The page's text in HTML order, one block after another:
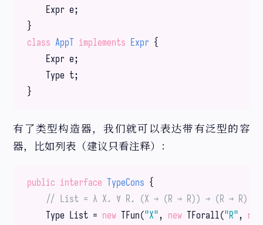
    Expr e;
class AppT implements Expr {
    Expr e;
    Type t;
有了类型构造器，我们就可以表达带有泛型的容
器，比如列表（建议只看注释）：
public interface TypeCons {
// List = λ X. ∀ R. (X → (R → R)) → (R → R)
    Type List =
new TFun("X", new TForall("R", new